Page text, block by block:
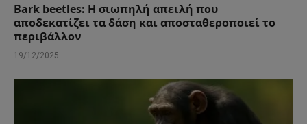
Bark beetles: Η σιωπηλή απειλή που
αποδεκατίζει τα δάση και αποσταθεροποιεί το
περιβάλλον
19/12/2025